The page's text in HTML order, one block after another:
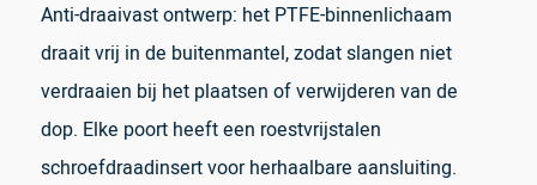
Anti-draaivast ontwerp: het PTFE-binnenlichaam
draait vrij in de buitenmantel, zodat slangen niet
verdraaien bij het plaatsen of verwijderen van de
dop. Elke poort heeft een roestvrijstalen
schroefdraadinsert voor herhaalbare aansluiting.